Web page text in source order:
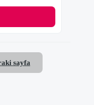
sayfa